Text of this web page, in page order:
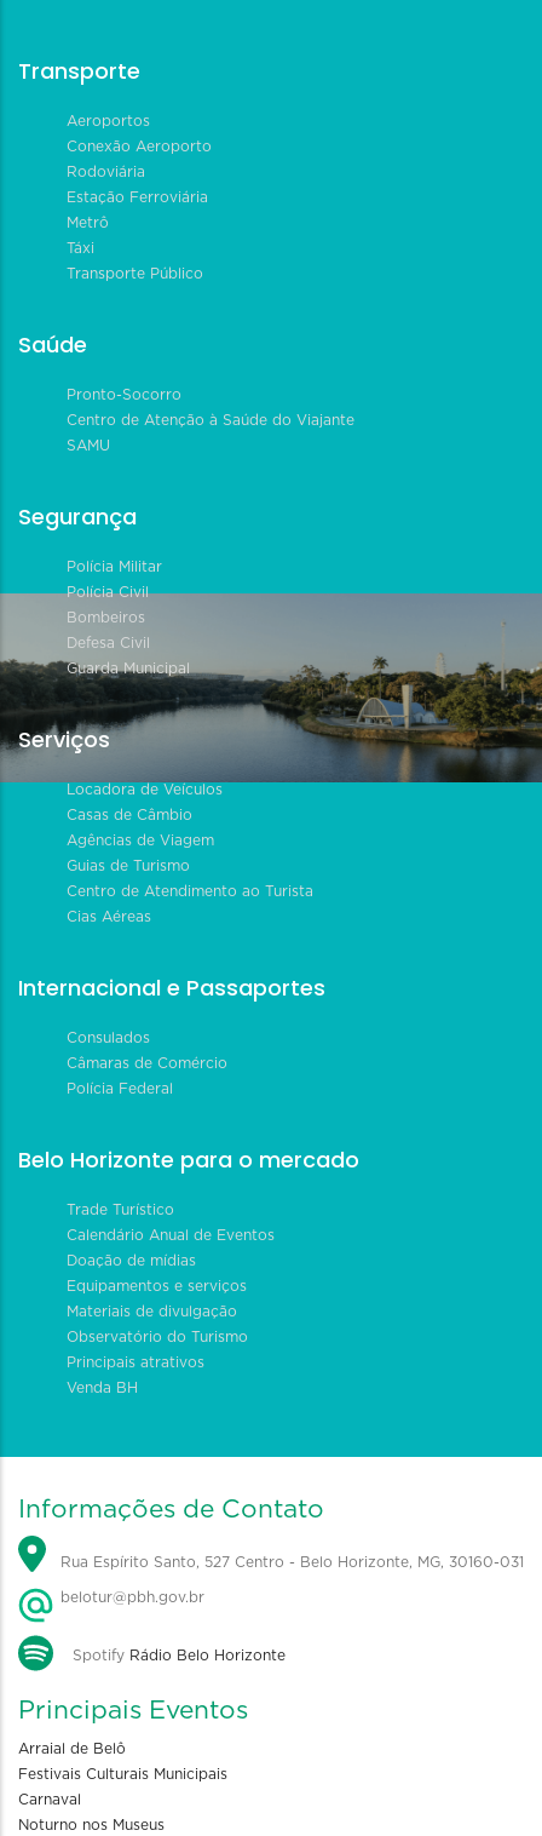
Transporte
Aeroportos
Conexão Aeroporto
Rodoviária
Estação Ferroviária
Metrô
Táxi
Transporte Público
Saúde
Pronto-Socorro
Centro de Atenção à Saúde do Viajante
SAMU
Segurança
Polícia Militar
Polícia Civil
Bombeiros
Defesa Civil
Guarda Municipal
Serviços
Locadora de Veículos
Casas de Câmbio
Agências de Viagem
Guias de Turismo
Centro de Atendimento ao Turista
Cias Aéreas
Internacional e Passaportes
Consulados
Câmaras de Comércio
Polícia Federal
Belo Horizonte para o mercado
Trade Turístico
Calendário Anual de Eventos
Doação de mídias
Equipamentos e serviços
Materiais de divulgação
Observatório do Turismo
Principais atrativos
Venda BH
Informações de Contato
Rua Espírito Santo, 527 Centro - Belo Horizonte, MG, 30160-031
belotur@pbh.gov.br
Spotify Rádio Belo Horizonte
Principais Eventos
Arraial de Belô
Festivais Culturais Municipais
Carnaval
Noturno nos Museus